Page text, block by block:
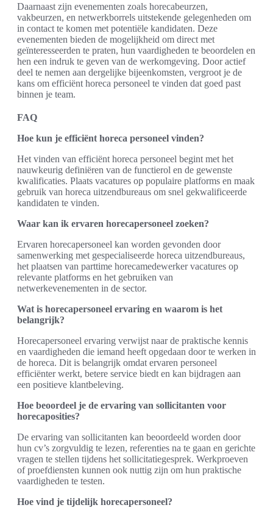
Daarnaast zijn evenementen zoals horecabeurzen,
vakbeurzen, en netwerkborrels uitstekende gelegenheden om
in contact te komen met potentiële kandidaten. Deze
evenementen bieden de mogelijkheid om direct met
geïnteresseerden te praten, hun vaardigheden te beoordelen en
hen een indruk te geven van de werkomgeving. Door actief
deel te nemen aan dergelijke bijeenkomsten, vergroot je de
kans om efficiënt horeca personeel te vinden dat goed past
binnen je team.
FAQ
Hoe kun je efficiënt horeca personeel vinden?
Het vinden van efficiënt horeca personeel begint met het
nauwkeurig definiëren van de functierol en de gewenste
kwalificaties. Plaats vacatures op populaire platforms en maak
gebruik van horeca uitzendbureaus om snel gekwalificeerde
kandidaten te vinden.
Waar kan ik ervaren horecapersoneel zoeken?
Ervaren horecapersoneel kan worden gevonden door
samenwerking met gespecialiseerde horeca uitzendbureaus,
het plaatsen van parttime horecamedewerker vacatures op
relevante platforms en het gebruiken van
netwerkevenementen in de sector.
Wat is horecapersoneel ervaring en waarom is het
belangrijk?
Horecapersoneel ervaring verwijst naar de praktische kennis
en vaardigheden die iemand heeft opgedaan door te werken in
de horeca. Dit is belangrijk omdat ervaren personeel
efficiënter werkt, betere service biedt en kan bijdragen aan
een positieve klantbeleving.
Hoe beoordeel je de ervaring van sollicitanten voor
horecaposities?
De ervaring van sollicitanten kan beoordeeld worden door
hun cv’s zorgvuldig te lezen, referenties na te gaan en gerichte
vragen te stellen tijdens het sollicitatiegesprek. Werkproeven
of proefdiensten kunnen ook nuttig zijn om hun praktische
vaardigheden te testen.
Hoe vind je tijdelijk horecapersoneel?